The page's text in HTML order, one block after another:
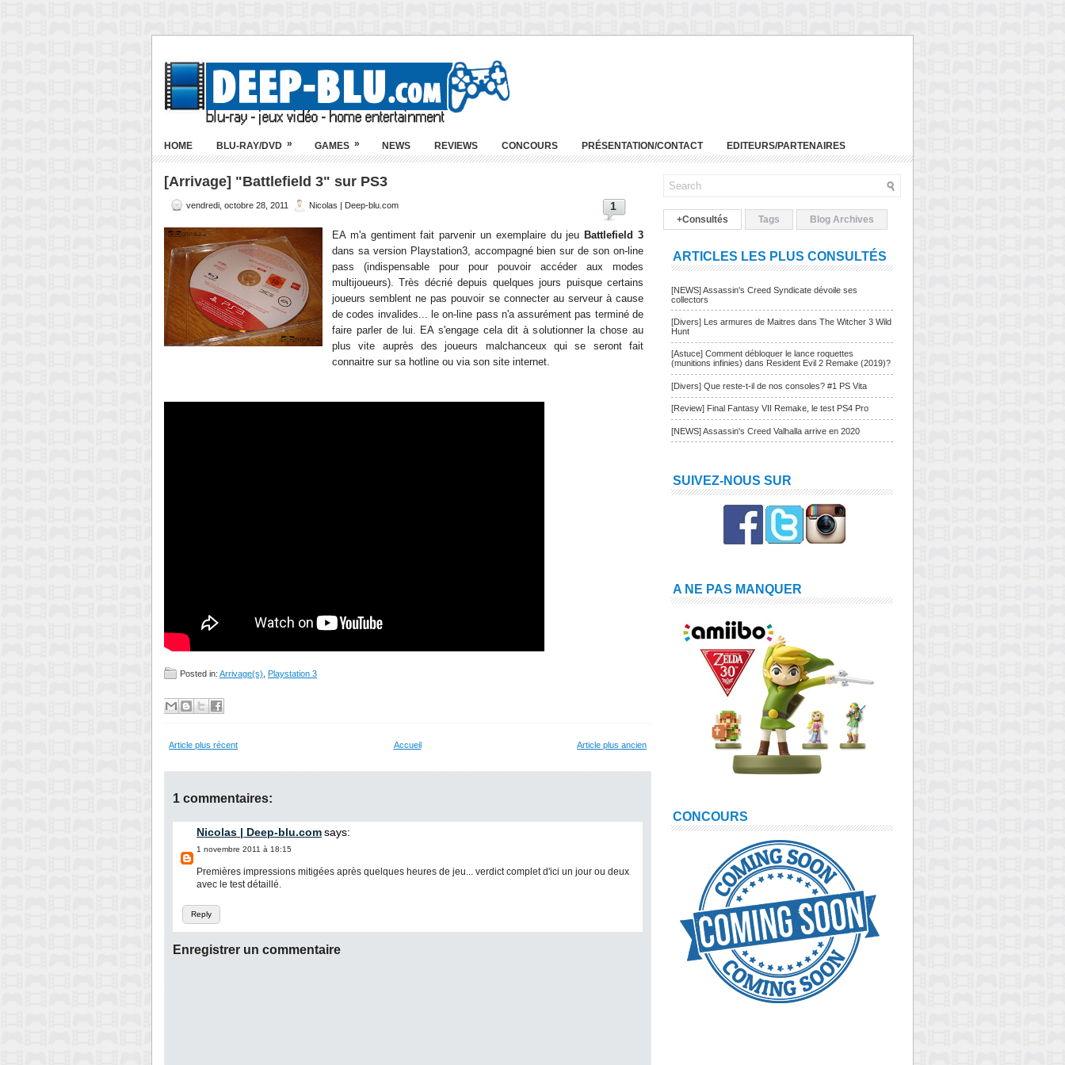
HOME BLU-RAY/DVD » GAMES » NEWS REVIEWS CONCOURS PRÉSENTATION/CONTACT EDITEURS/PARTENAIRES
[Arrivage] "Battlefield 3" sur PS3
vendredi, octobre 28, 2011 Nicolas | Deep-blu.com 1
EA m'a gentiment fait parvenir un exemplaire du jeu Battlefield 3
dans sa version Playstation3, accompagné bien sur de son on-line
pass (indispensable pour pour pouvoir accéder aux modes
multijoueurs). Très décrié depuis quelques jours puisque certains
joueurs semblent ne pas pouvoir se connecter au serveur à cause
de codes invalides... le on-line pass n'a assurément pas terminé de
faire parler de lui. EA s'engage cela dit à solutionner la chose au
plus vite auprès des joueurs malchanceux qui se seront fait
connaitre sur sa hotline ou via son site internet.
Posted in: Arrivage(s) Playstation 3
Article plus récent Article plus ancien
Accueil
1 commentaires:
Nicolas | Deep-blu.comsays:
1 novembre 2011 à 18:15
Reply
Premières impressions mitigées après quelques heures de jeu... verdict complet d'ici un jour ou deux
avec le test détaillé.
Enregistrer un commentaire
+Consultés Tags Blog Archives
ARTICLES LES PLUS CONSULTÉS
[NEWS] Assassin's Creed Syndicate dévoile ses
collectors
[Divers] Les armures de Maitres dans The Witcher 3 Wild
Hunt
[Astuce] Comment débloquer le lance roquettes
(munitions infinies) dans Resident Evil 2 Remake (2019)?
[Divers] Que reste-t-il de nos consoles? #1 PS Vita
[Review] Final Fantasy VII Remake, le test PS4 Pro
[NEWS] Assassin's Creed Valhalla arrive en 2020
SUIVEZ-NOUS SUR
A NE PAS MANQUER
CONCOURS